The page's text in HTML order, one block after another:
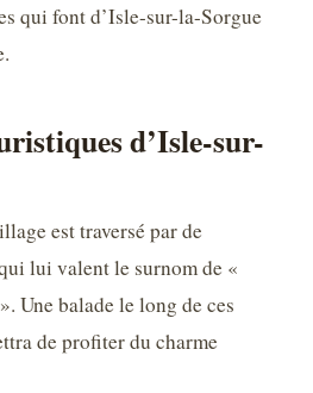
qui font d’Isle-sur-la-Sorgue
d’Isle-sur-
est traversé par de
lui valent le surnom de «
Une balade le long de ces
de profiter du charme